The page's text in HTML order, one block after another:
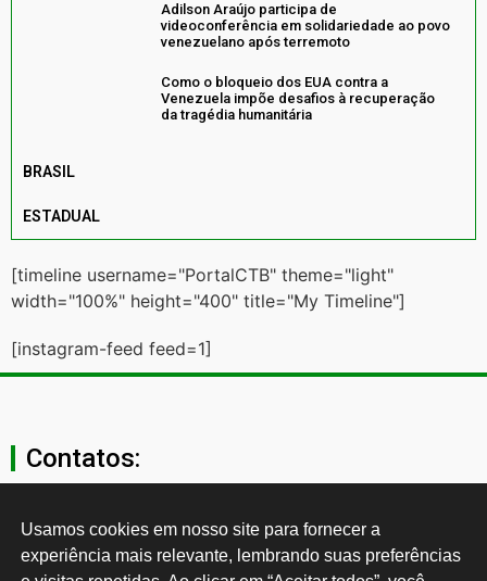
Adilson Araújo participa de
videoconferência em solidariedade ao povo
venezuelano após terremoto
Como o bloqueio dos EUA contra a
Venezuela impõe desafios à recuperação
da tragédia humanitária
BRASIL
ESTADUAL
[timeline username="PortalCTB" theme="light"
width="100%" height="400" title="My Timeline"]
[instagram-feed feed=1]
Contatos:
secgeral@ctb.org.br
11 3874-0040
Usamos cookies em nosso site para fornecer a
experiência mais relevante, lembrando suas preferências